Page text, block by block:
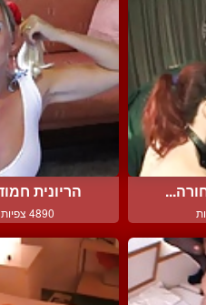
הריונית
4890 צפיות